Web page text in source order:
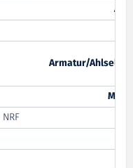
Armatur/Ahlsell/
MPE
NRF